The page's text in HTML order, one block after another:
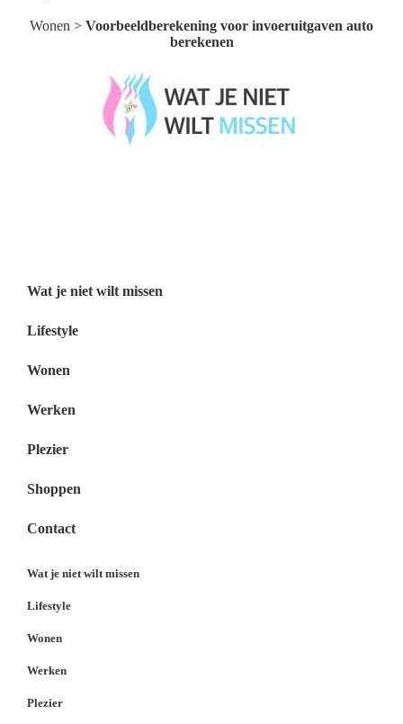
Wonen > Voorbeeldberekening voor invoeruitgaven auto
berekenen
Wat je niet wilt missen
Lifestyle
Wonen
Werken
Plezier
Shoppen
Contact
Wat je niet wilt missen
Lifestyle
Wonen
Werken
Plezier